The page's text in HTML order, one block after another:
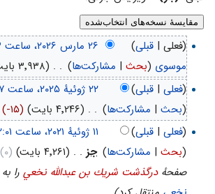
(فعلی | قبلی)
موسوی (بحث| مشارکت‌ها)
. . (۳٬۹۳۸ بایت)
(فعلی| قبلی)
(بحث| مشارکت‌ها)
. . (۴٬۲۴۶ بایت)
(-۱۵)
(فعلی| قبلی)
(بحث| مشارکت‌ها)
‏جز . . (۴٬۲۶۱ بایت) (۰)
صفحهٔدرگذشت شريك بن عبدالله نخعيرا به